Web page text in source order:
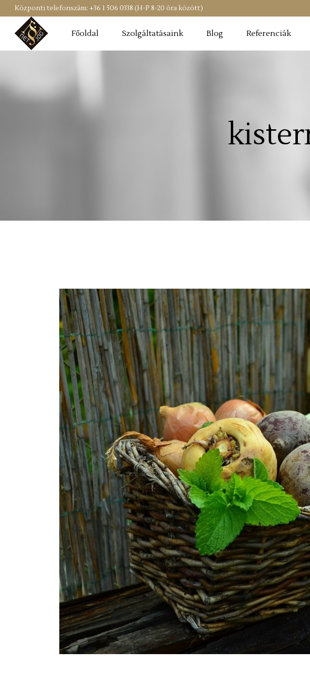
Központi telefonszám: +36 1 506 0338 (H-P 8-20 óra között)
Főoldal Szolgáltatásaink Blog Referenciák